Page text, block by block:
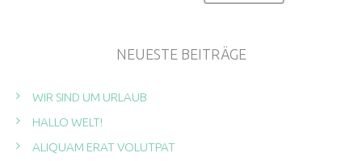
NEUESTE BEITRÄGE
WIR SIND UM URLAUB
HALLO WELT!
ALIQUAM ERAT VOLUTPAT